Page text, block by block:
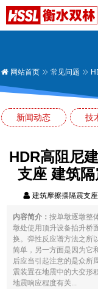
网站首页 常见问题
新闻动态 技
HDR高阻尼
支座 建筑
建筑摩擦摆隔震支
内容简介：按单墩逐墩整
墩处使用顶升设备抬升桥
换。弹性反应谱方法之所
简单，另一方面是因为它
后应当引起注意的是众所
震装置在地震中的大变形
地震响应程度有关...